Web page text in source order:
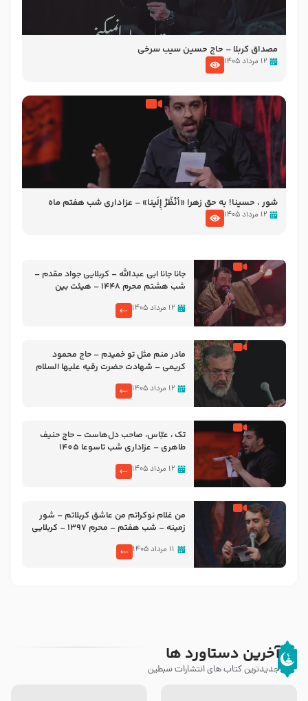
مصداق کربلا – حاج حسین سیب سرخی
۱۲ مرداد ۱۴۰۵
شور ، حسینا! به‌ حق زهرا «أُنْظُرْ إِلَینا» – عزاداری شب هفتم ماه
محرّم 1405
۱۲ مرداد ۱۴۰۵
جانا جانا ابی عبدالله – کربلایی جواد مقدم –
شب هشتم محرم 1448 – هیئت بین
۱۲ مرداد ۱۴۰۵
مادر منم مثل تو خمیدم – حاج محمود
کریمی – شهادت حضرت رقیه علیها السلام
۱۲ مرداد ۱۴۰۵
تک ، عبّاس، صاحب دل‌هاست – حاج حنیف
طاهری – عزاداری شب تاسوعا 1405
۱۲ مرداد ۱۴۰۵
من غلام نوکراتم من عاشق کربلاتم – شور
زمینه – شب هفتم – محرم 1397 – کربلایی
۱۱ مرداد ۱۴۰۵
آخرین دستاورد ها
جدیدترین کتاب های انتشارات سبطین